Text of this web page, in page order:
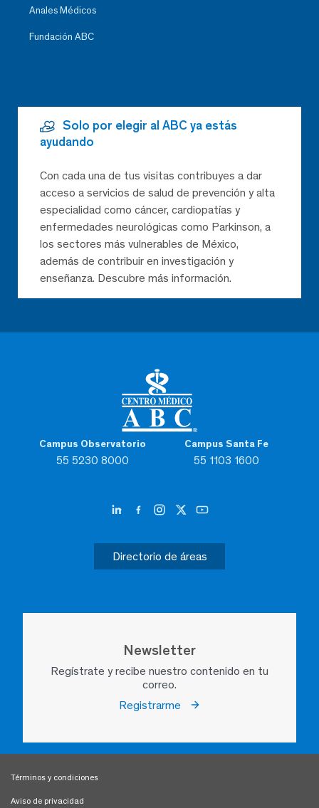
Campus Observatorio
55 5230 8000
Campus Santa Fe
55 1103 1600
Directorio de áreas
Newsletter
Regístrate y recibe nuestro contenido en tu
correo.
Registrarme
Anales Médicos
Fundación ABC
Solo por elegir al ABC ya estás
ayudando
Con cada una de tus visitas contribuyes a dar
acceso a servicios de salud de prevención y alta
especialidad como cáncer, cardiopatías y
enfermedades neurológicas como Parkinson, a
los sectores más vulnerables de México,
además de contribuir en investigación y
enseñanza. Descubre más información.
Términos y condiciones
Aviso de privacidad